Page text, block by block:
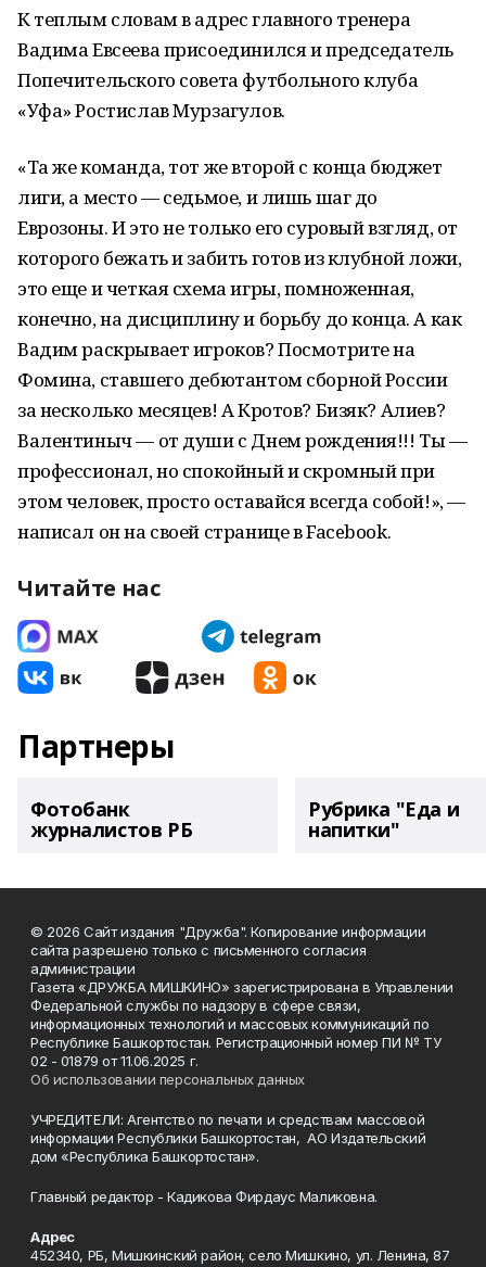
К теплым словам в адрес главного тренера
Вадима Евсеева присоединился и председатель
Попечительского совета футбольного клуба
«Уфа» Ростислав Мурзагулов.
«Та же команда, тот же второй с конца бюджет
лиги, а место — седьмое, и лишь шаг до
Еврозоны. И это не только его суровый взгляд, от
которого бежать и забить готов из клубной ложи,
это еще и четкая схема игры, помноженная,
конечно, на дисциплину и борьбу до конца. А как
Вадим раскрывает игроков? Посмотрите на
Фомина, ставшего дебютантом сборной России
за несколько месяцев! А Кротов? Бизяк? Алиев?
Валентиныч — от души с Днем рождения!!! Ты —
профессионал, но спокойный и скромный при
этом человек, просто оставайся всегда собой!», —
написал он на своей странице в Facebook.
Читайте нас
Партнеры
Фотобанк
журналистов РБ
Рубрика "Еда и
напитки"
© 2026 Сайт издания "Дружба". Копирование информации
сайта разрешено только с письменного согласия
администрации
Газета «ДРУЖБА МИШКИНО» зарегистрирована в Управлении
Федеральной службы по надзору в сфере связи,
информационных технологий и массовых коммуникаций по
Республике Башкортостан. Регистрационный номер ПИ № ТУ
02 - 01879 от 11.06.2025 г.
Об использовании персональных данных
УЧРЕДИТЕЛИ: Агентство по печати и средствам массовой
информации Республики Башкортостан, АО Издательский
дом «Республика Башкортостан».
Главный редактор - Кадикова Фирдаус Маликовна.
Адрес
452340, РБ, Мишкинский район, село Мишкино, ул. Ленина, 87